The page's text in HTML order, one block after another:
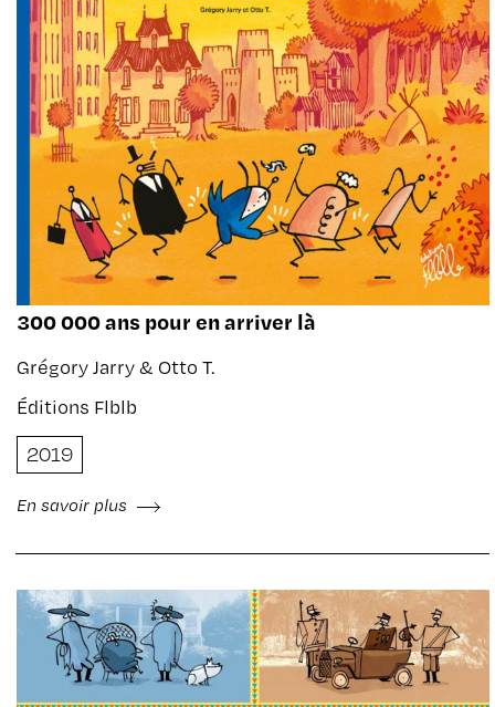
300 000 ans pour en arriver là
Grégory Jarry & Otto T.
Éditions Flblb
2019
En savoir plus